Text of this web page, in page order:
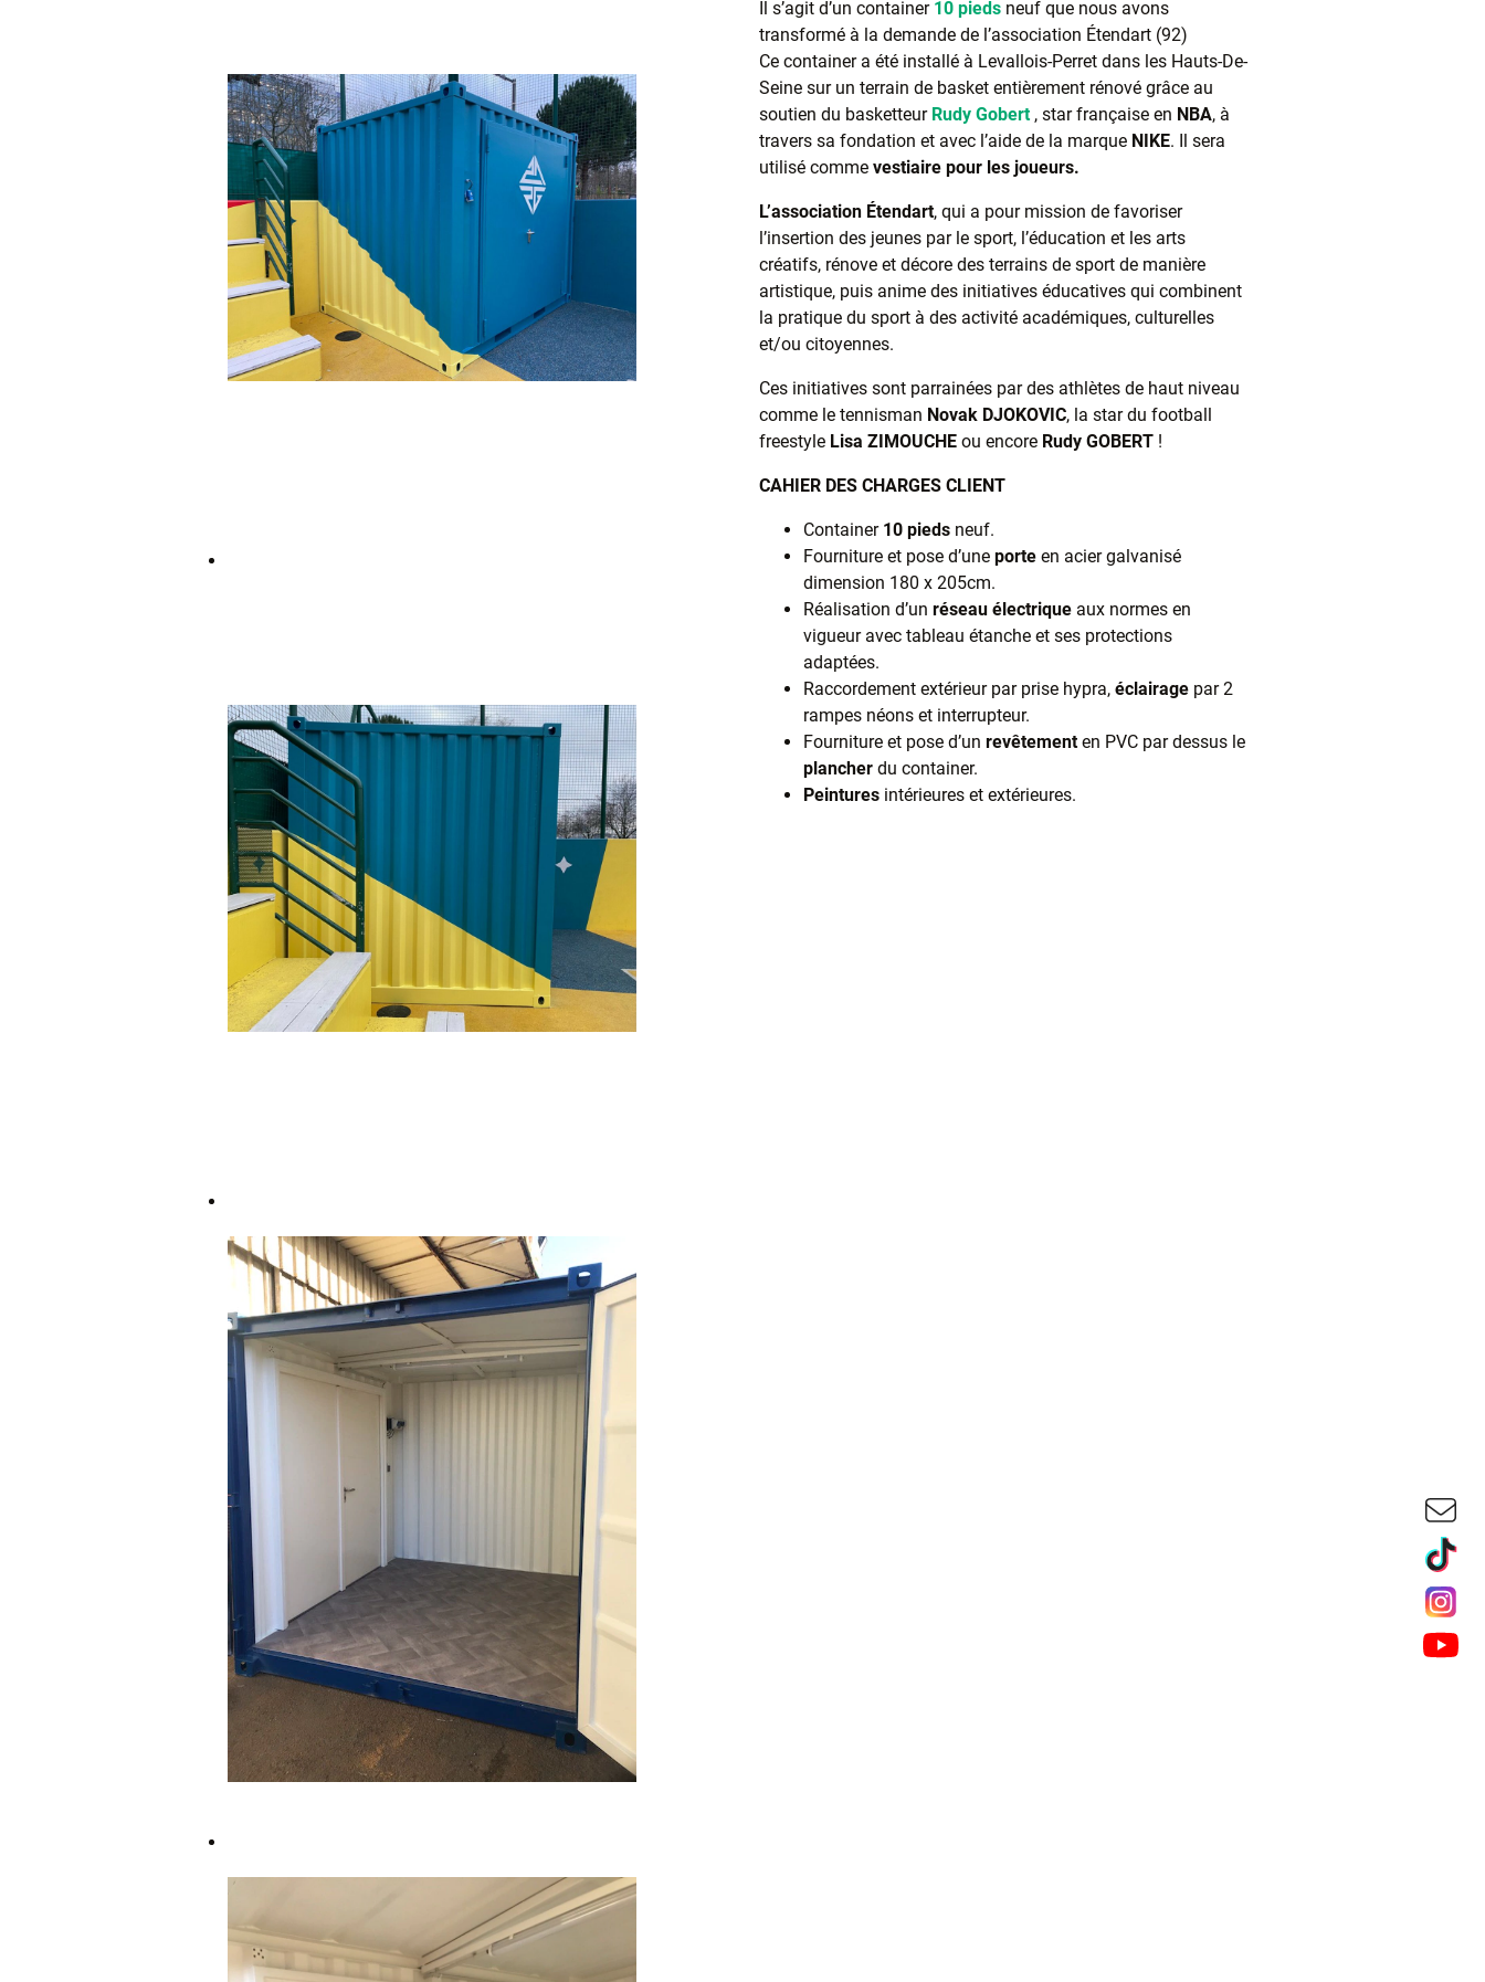
Il s’agit d’un container 10 pieds neuf que nous avons
transformé à la demande de l’association Étendart (92)
Ce container a été installé à Levallois-Perret dans les Hauts-De-
Seine sur un terrain de basket entièrement rénové grâce au
soutien du basketteur Rudy Gobert, star française en NBA, à
travers sa fondation et avec l’aide de la marque NIKE. Il sera
utilisé comme vestiaire pour les joueurs.
L’association Étendart, qui a pour mission de favoriser
l’insertion des jeunes par le sport, l’éducation et les arts
créatifs, rénove et décore des terrains de sport de manière
artistique, puis anime des initiatives éducatives qui combinent
la pratique du sport à des activité académiques, culturelles
et/ou citoyennes.
Ces initiatives sont parrainées par des athlètes de haut niveau
comme le tennisman Novak DJOKOVIC, la star du football
freestyle Lisa ZIMOUCHE ou encore Rudy GOBERT !
CAHIER DES CHARGES CLIENT
Container 10 pieds neuf.
Fourniture et pose d’une porte en acier galvanisé
dimension 180 x 205cm.
Réalisation d’un réseau électrique aux normes en
vigueur avec tableau étanche et ses protections
adaptées.
Raccordement extérieur par prise hypra, éclairage par 2
rampes néons et interrupteur.
Fourniture et pose d’un revêtementen PVC par dessus le
plancher du container.
Peintures intérieures et extérieures.